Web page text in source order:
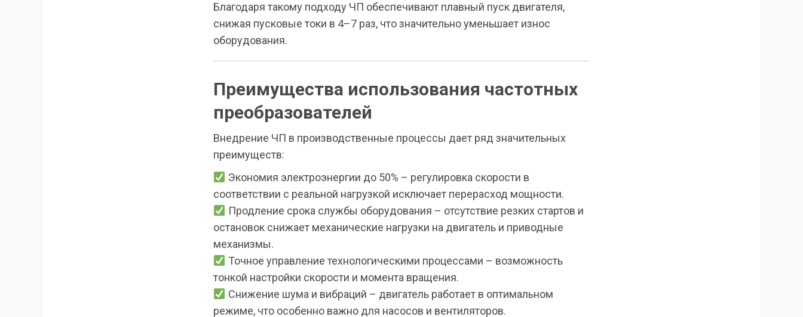
Благодаря такому подходу ЧП обеспечивают плавный пуск двигателя,
снижая пусковые токи в 4–7 раз, что значительно уменьшает износ
оборудования.
Преимущества использования частотных
преобразователей
Внедрение ЧП в производственные процессы дает ряд значительных
преимуществ:
Экономия электроэнергии до 50% – регулировка скорости в
соответствии с реальной нагрузкой исключает перерасход мощности.
Продление срока службы оборудования – отсутствие резких стартов и
остановок снижает механические нагрузки на двигатель и приводные
механизмы.
Точное управление технологическими процессами – возможность
тонкой настройки скорости и момента вращения.
Снижение шума и вибраций – двигатель работает в оптимальном
режиме, что особенно важно для насосов и вентиляторов.